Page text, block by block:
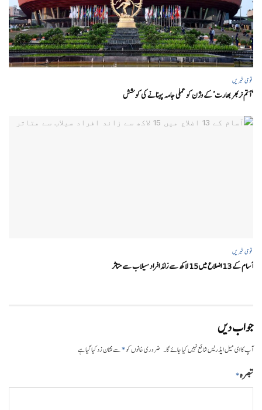
قومی خبریں
‘ آتم نربھر بھارت’ کے وژن کو عملی جامہ پہنانے کی کوشش
قومی خبریں
آسام کے 13 اضلاع میں 15 لاکھ سے زائد افراد سیلاب سے متاثر
جواب دیں
آپ کا ای میل ایڈریس شائع نہیں کیا جائے گا۔ ضروری خانوں کو*سے نشان زد کیا گیا ہے
تبصرہ*